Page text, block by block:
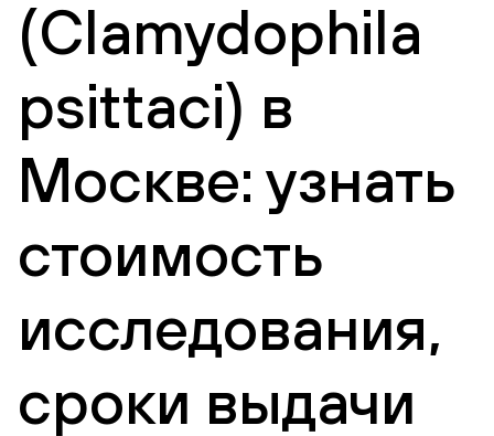
(Clamydophila
psittaci) в
Москве: узнать
стоимость
исследования,
сроки выдачи